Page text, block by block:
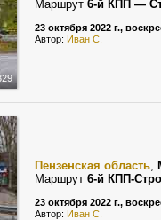
Маршрут 6-й КПП —
23 октября 2022 г.,
Автор: Иван С.
Пензенская область,
Маршрут 6-й КПП-
23 октября 2022 г.,
Автор: Иван С.